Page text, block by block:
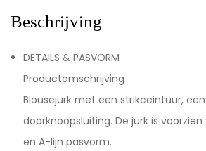
Beschrijving
DETAILS & PASVORM
Productomschrijving
Blousejurk met een strikceintuur,
doorknoopsluiting. De jurk is
en A-lijn pasvorm.